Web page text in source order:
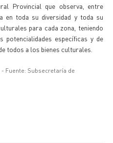
Provincial que observa, entre
en toda su diversidad y toda su
para cada zona, teniendo
potencialidades específicas y de
todos a los bienes culturales.
- Fuente: Subsecretaría de